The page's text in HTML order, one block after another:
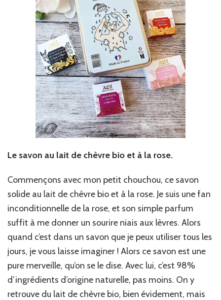
Le savon au lait de chèvre bio et à la rose.
Commençons avec mon petit chouchou, ce savon
solide au lait de chèvre bio et à la rose. Je suis une fan
inconditionnelle de la rose, et son simple parfum
suffit à me donner un sourire niais aux lèvres. Alors
quand c’est dans un savon que je peux utiliser tous les
jours, je vous laisse imaginer ! Alors ce savon est une
pure merveille, qu’on se le dise. Avec lui, c’est 98%
d’ingrédients d’origine naturelle, pas moins. On y
retrouve du lait de chèvre bio, bien évidement, mais